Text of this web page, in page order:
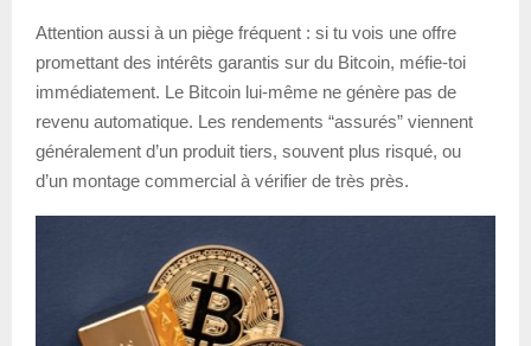
Attention aussi à un piège fréquent : si tu vois une offre
promettant des intérêts garantis sur du Bitcoin, méfie-toi
immédiatement. Le Bitcoin lui-même ne génère pas de
revenu automatique. Les rendements “assurés” viennent
généralement d’un produit tiers, souvent plus risqué, ou
d’un montage commercial à vérifier de très près.